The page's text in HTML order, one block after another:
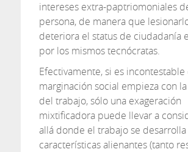
intereses extra-paptriomoniales
persona, de manera que
deteriora el status de ciudadanía
por los mismos tecnócratas.
Efectivamente, si es incontestable
marginación social empieza con
del trabajo, sólo una exageración
mixtificadora puede llevar a
allá donde el trabajo se desarrolla
características alienantes (tanto